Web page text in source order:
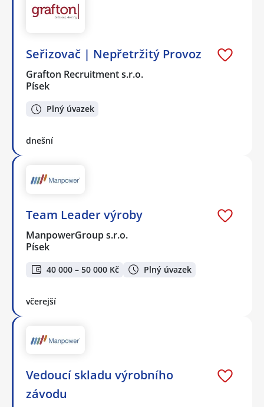
Seřizovač | Nepřetržitý Provoz
Grafton Recruitment s.r.o.
Písek
Plný úvazek
dnešní
Team Leader výroby
ManpowerGroup s.r.o.
Písek
40 000 – 50 000 Kč Plný úvazek
včerejší
Vedoucí skladu výrobního
závodu